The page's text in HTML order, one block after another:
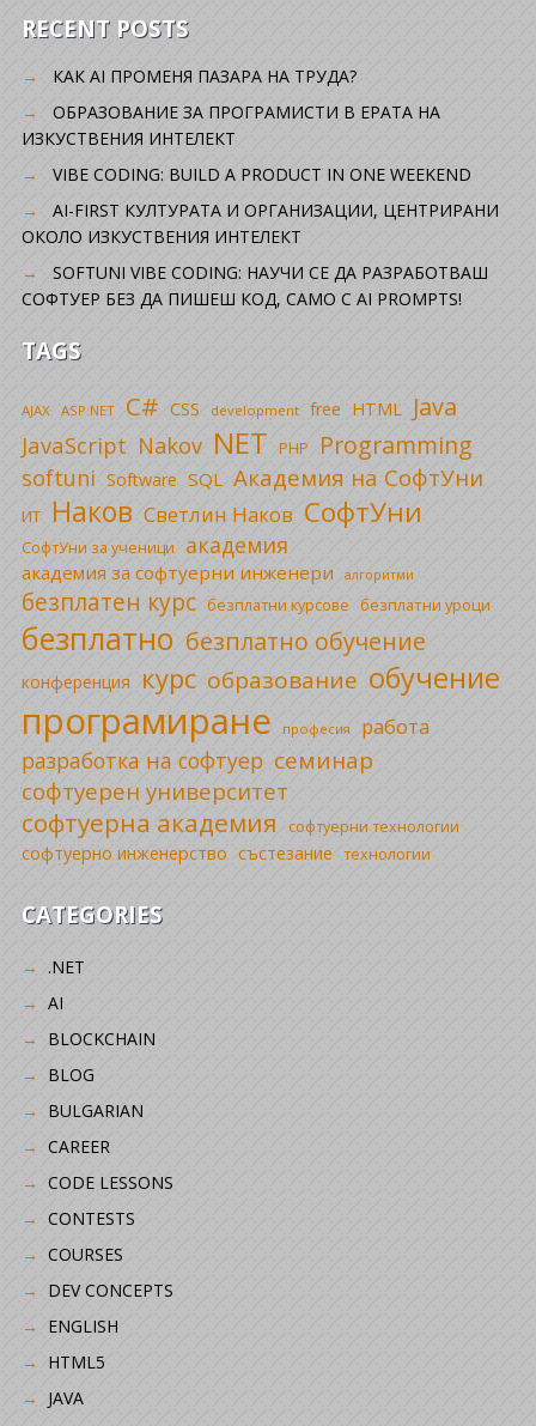
RECENT POSTS
КАК AI ПРОМЕНЯ ПАЗАРА НА ТРУДА?
ОБРАЗОВАНИЕ ЗА ПРОГРАМИСТИ В ЕРАТА НА
ИЗКУСТВЕНИЯ ИНТЕЛЕКТ
VIBE CODING: BUILD A PRODUCT IN ONE WEEKEND
AI-FIRST КУЛТУРАТА И ОРГАНИЗАЦИИ, ЦЕНТРИРАНИ
ОКОЛО ИЗКУСТВЕНИЯ ИНТЕЛЕКТ
SOFTUNI VIBE CODING: НАУЧИ СЕ ДА РАЗРАБОТВАШ
СОФТУЕР БЕЗ ДА ПИШЕШ КОД, САМО С AI PROMPTS!
TAGS
AJAX ASP.NET C# CSS development free HTML Java
JavaScript Nakov NET PHP Programming
softuni Software SQL Академия на СофтУни
ИТ Наков Светлин Наков СофтУни
СофтУни за ученици академия
академия за софтуерни инженери алгоритми
безплатен курс безплатни курсове безплатни уроци
безплатно безплатно обучение
конференция курс образование обучение
програмиране професия работа
разработка на софтуер семинар
софтуерен университет
софтуерна академия софтуерни технологии
софтуерно инженерство състезание технологии
CATEGORIES
.NET
AI
BLOCKCHAIN
BLOG
BULGARIAN
CAREER
CODE LESSONS
CONTESTS
COURSES
DEV CONCEPTS
ENGLISH
HTML5
JAVA